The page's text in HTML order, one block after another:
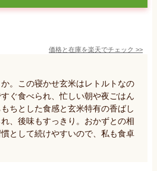
価格と在庫を楽天でチェック >>
。この寝かせ玄米はレトルトなの
ぐ食べられ、忙しい朝や夜ごはん
ちとした食感と玄米特有の香ばし
、後味もすっきり。おかずとの相
として続けやすいので、私も食卓